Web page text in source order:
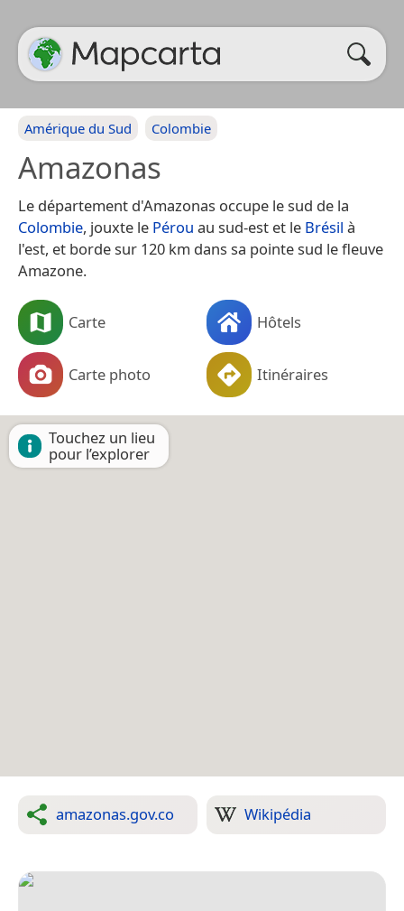
Amérique du Sud Colombie
Amazonas
Le département d'Amazonas occupe le sud de la
Colombie, jouxte le Pérou au sud-est et le Brésil à
l'est, et borde sur 120 km dans sa pointe sud le fleuve
Amazone.
Carte Hôtels
Carte photo Itinéraires
Touchez un lieu
pour l’explorer
amazonas.gov.co Wikipédia